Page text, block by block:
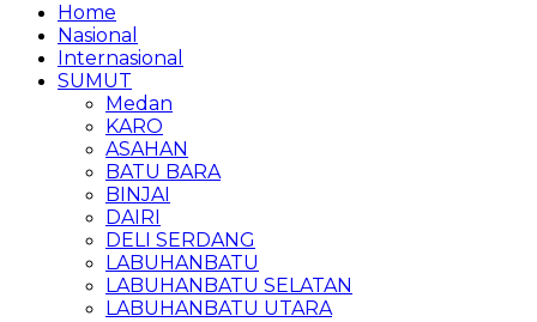
Home
Nasional
Internasional
SUMUT
Medan
KARO
ASAHAN
BATU BARA
BINJAI
DAIRI
DELI SERDANG
LABUHANBATU
LABUHANBATU SELATAN
LABUHANBATU UTARA